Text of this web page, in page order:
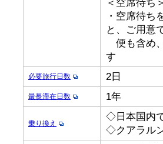
＜空席待ち
・空席待ち
と、ご用意
便も含め
す
必要旅行日数 2日
最長滞在日数 1年
乗り換え
◇日本国内
◇クアラル